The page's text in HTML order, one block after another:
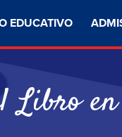
EDUCATIVO
Libro en